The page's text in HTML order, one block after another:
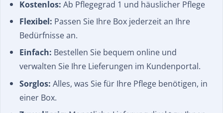
Kostenlos: Ab Pflegegrad 1 und häuslicher Pflege
Flexibel: Passen Sie Ihre Box jederzeit an Ihre
Bedürfnisse an.
Einfach: Bestellen Sie bequem online und
verwalten Sie Ihre Lieferungen im Kundenportal.
Sorglos: Alles, was Sie für Ihre Pflege benötigen, in
einer Box.